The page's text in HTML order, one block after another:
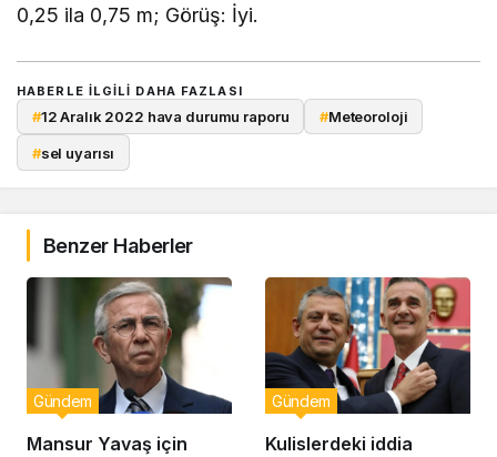
0,25 ila 0,75 m; Görüş: İyi.
HABERLE ILGILI DAHA FAZLASI
#12 Aralık 2022 hava durumu raporu #Meteoroloji
#sel uyarısı
Benzer Haberler
Mansur Yavaş için
Gündem
Kulislerdeki iddia
Gündem